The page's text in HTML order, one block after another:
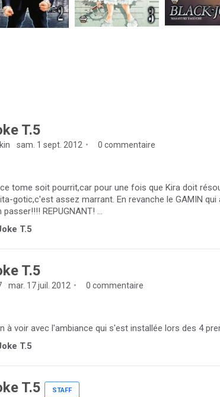
T.5
sam. 1 sept. 2012 0 commentaire
tome soit pourrit,car pour une fois que Kira doit
gotic,c'est assez marrant. En revanche le GAMIN
REPUGNANT! ...
T.5
T.5
mar. 17 juil. 2012 0 commentaire
à voir avec l'ambiance qui s'est installée lors des 4
T.5
T.5 STAFF